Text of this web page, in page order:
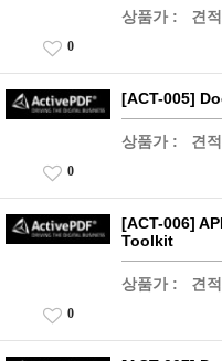
상품가 : 견
0
[ACT-005]
상품가 : 견
0
[ACT-006]
Toolkit
상품가 : 견
0